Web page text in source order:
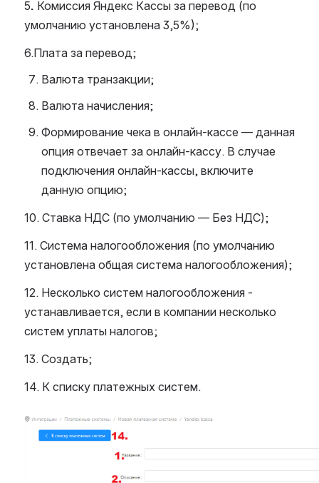
5. Комиссия Яндекс Кассы за перевод (по
умолчанию установлена 3,5%);
6.Плата за перевод;
Валюта транзакции;
Валюта начисления;
Формирование чека в онлайн-кассе — данная
опция отвечает за онлайн-кассу. В случае
подключения онлайн-кассы, включите
данную опцию;
10. Ставка НДС (по умолчанию — Без НДС);
11. Система налогообложения (по умолчанию
установлена общая система налогообложения);
12. Несколько систем налогообложения -
устанавливается, если в компании несколько
систем уплаты налогов;
13. Создать;
14. К списку платежных систем.
Open